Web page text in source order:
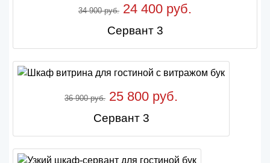
34 900 руб. 24 400 руб.
Сервант 3
36 900 руб. 25 800 руб.
Сервант 3